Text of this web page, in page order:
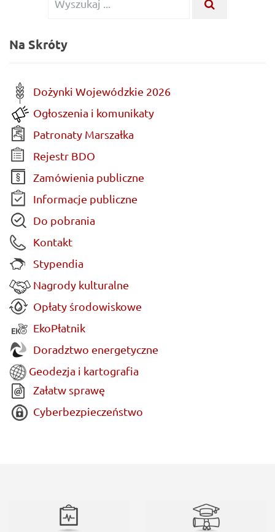
Na Skróty
Dożynki Wojewódzkie 2026
Ogłoszenia i komunikaty
Patronaty Marszałka
Rejestr BDO
Zamówienia publiczne
Informacje publiczne
Do pobrania
Kontakt
Stypendia
Nagrody kulturalne
Opłaty środowiskowe
EkoPłatnik
Doradztwo energetyczne
Geodezja i kartografia
Załatw sprawę
Cyberbezpieczeństwo